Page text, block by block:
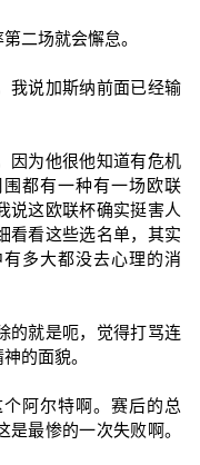
二场就会懈怠。
我说加斯纳前面已经输
因为他很他知道有危机
都有一种有一场欧联
说这欧联杯确实挺害人
看看这些选名单，其实
多大都没去心理的消
的就是呃，觉得打骂连
的面貌。
阿尔特啊。赛后的总
最惨的一次失败啊。